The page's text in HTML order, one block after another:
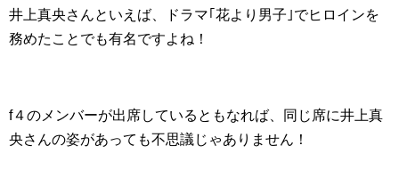
井上真央さんといえば、ドラマ｢花より男子｣でヒロインを
務めたことでも有名ですよね！
f４のメンバーが出席しているともなれば、同じ席に井上真
央さんの姿があっても不思議じゃありません！